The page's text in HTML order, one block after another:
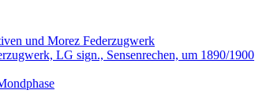
und Morez Federzugwerk
LG sign., Sensenrechen, um 1890/1900